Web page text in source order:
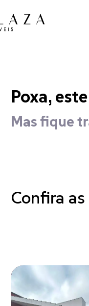
Poxa,
Mas fique
Confira